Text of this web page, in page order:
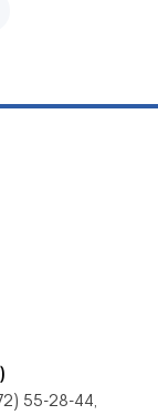
55-28-44,